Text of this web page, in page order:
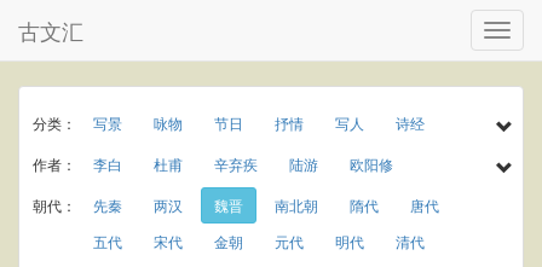
古文汇
分类： 写景 咏物 节日 抒情 写人
诗经
民谣
乐府 楚辞 小学古诗
初中古诗
高中古诗
小学文言文 初中文言文
高中文言文
唐诗三百首
古诗三百首 宋词三百首
宋词精选
作者： 李白 杜甫 辛弃疾 陆游
欧阳修
孟浩然
于谦 李商隐 王守仁
罗隐
温庭筠
岑参 曾巩 秦观 龚自珍
元稹
朝代： 先秦 两汉 魏晋 南北朝 隋代
唐代
五代
宋代 金朝 元代 明代
清代